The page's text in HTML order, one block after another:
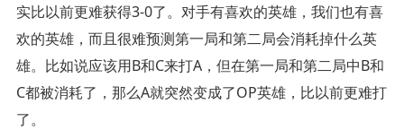
实比以前更难获得3-0了。对手有喜欢的英雄，我们也有喜
欢的英雄，而且很难预测第一局和第二局会消耗掉什么英
雄。比如说应该用B和C来打A，但在第一局和第二局中B和
C都被消耗了，那么A就突然变成了OP英雄，比以前更难打
了。